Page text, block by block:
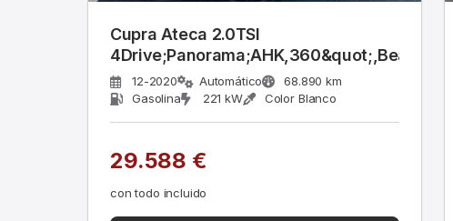
Cupra Ateca 2.0TSI
4Drive;Panorama;AHK,360&quot;,Beats,ACC
12-2020 Automático
68.890 km
Gasolina
221 kW Color Blanco
29.588 €
con todo incluido